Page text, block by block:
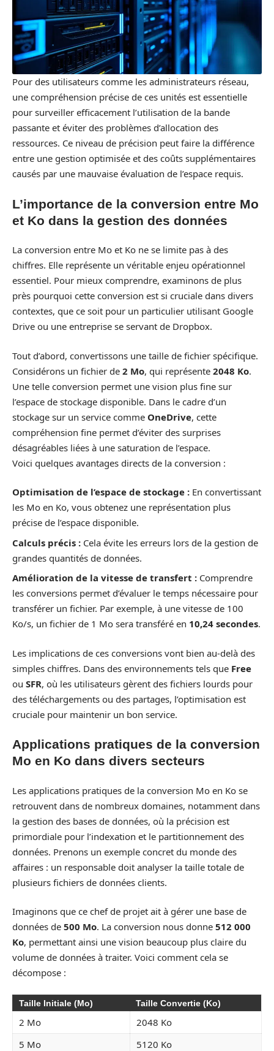
Pour des utilisateurs comme les administrateurs réseau,
une compréhension précise de ces unités est essentielle
pour surveiller efficacement l’utilisation de la bande
passante et éviter des problèmes d’allocation des
ressources. Ce niveau de précision peut faire la différence
entre une gestion optimisée et des coûts supplémentaires
causés par une mauvaise évaluation de l’espace requis.
L’importance de la conversion entre Mo
et Ko dans la gestion des données
La conversion entre Mo et Ko ne se limite pas à des
chiffres. Elle représente un véritable enjeu opérationnel
essentiel. Pour mieux comprendre, examinons de plus
près pourquoi cette conversion est si cruciale dans divers
contextes, que ce soit pour un particulier utilisant Google
Drive ou une entreprise se servant de Dropbox.
Tout d’abord, convertissons une taille de fichier spécifique.
Considérons un fichier de 2 Mo, qui représente 2048 Ko.
Une telle conversion permet une vision plus fine sur
l’espace de stockage disponible. Dans le cadre d’un
stockage sur un service comme OneDrive, cette
compréhension fine permet d’éviter des surprises
désagréables liées à une saturation de l’espace.
Voici quelques avantages directs de la conversion :
Optimisation de l’espace de stockage : En convertissant
les Mo en Ko, vous obtenez une représentation plus
précise de l’espace disponible.
Calculs précis : Cela évite les erreurs lors de la gestion de
grandes quantités de données.
Amélioration de la vitesse de transfert : Comprendre
les conversions permet d’évaluer le temps nécessaire pour
transférer un fichier. Par exemple, à une vitesse de 100
Ko/s, un fichier de 1 Mo sera transféré en 10,24 secondes.
Les implications de ces conversions vont bien au-delà des
simples chiffres. Dans des environnements tels que Free
ou SFR, où les utilisateurs gèrent des fichiers lourds pour
des téléchargements ou des partages, l’optimisation est
cruciale pour maintenir un bon service.
Applications pratiques de la conversion
Mo en Ko dans divers secteurs
Les applications pratiques de la conversion Mo en Ko se
retrouvent dans de nombreux domaines, notamment dans
la gestion des bases de données, où la précision est
primordiale pour l’indexation et le partitionnement des
données. Prenons un exemple concret du monde des
affaires : un responsable doit analyser la taille totale de
plusieurs fichiers de données clients.
Imaginons que ce chef de projet ait à gérer une base de
données de 500 Mo. La conversion nous donne 512 000
Ko, permettant ainsi une vision beaucoup plus claire du
volume de données à traiter. Voici comment cela se
décompose :
Taille Initiale (Mo) Taille Convertie (Ko)
2 Mo
2048 Ko
5 Mo
5120 Ko